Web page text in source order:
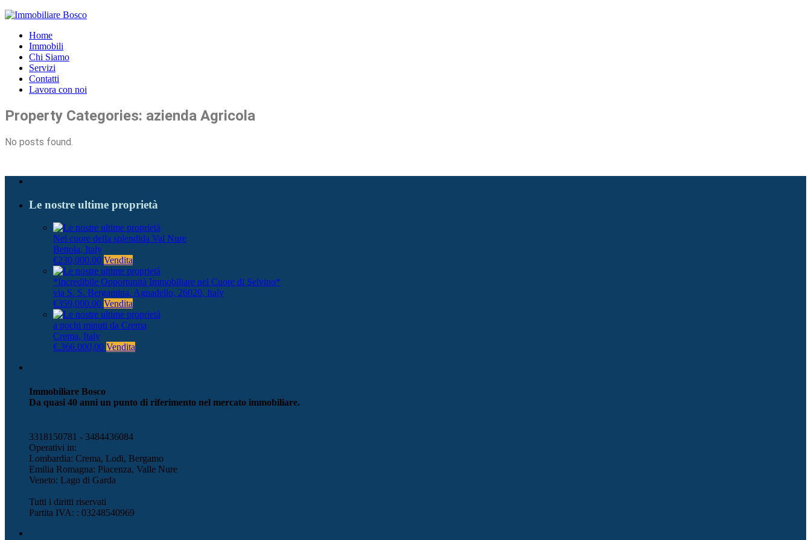
Home
Immobili
Chi Siamo
Servizi
Contatti
Lavora con noi
Property Categories: azienda Agricola
No posts found.
Le nostre ultime proprietà
Nel cuore della splendida Val Nure
Bettola, Italy
€230,000.00 Vendita
*Incredibile Opportunità Immobiliare nel Cuore di Selvino*
via S. S. Bergamina, Agnadello, 26020, Italy
€359,000.00 Vendita
a pochi minuti da Crema
Crema, Italy
€.366.000,00 Vendita
Immobiliare Bosco
Da quasi 40 anni un punto di riferimento nel mercato immobiliare.
3318150781 - 3484436084
Operativi in:
Lombardia: Crema, Lodi, Bergamo
Emilia Romagna: Piacenza, Valle Nure
Veneto: Lago di Garda
Tutti i diritti riservati
Partita IVA: : 03248540969